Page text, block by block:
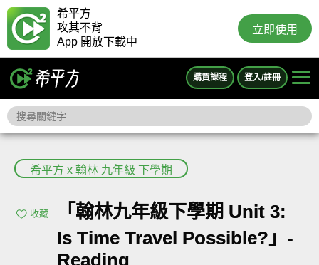
希平方
攻其不背
App 開放下載中
立即使用
購買課程 登入/註冊
希平方 x 翰林 九年級 下學期
收藏
「翰林九年級下學期 Unit 3:
Is Time Travel Possible?」-
Reading